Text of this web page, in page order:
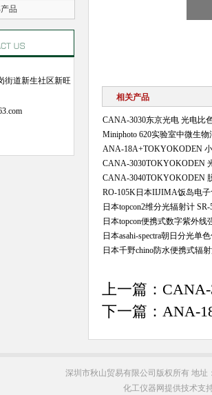
相关产品
CANA-3030东京光电 光电比
Miniphoto 620实验室中微生
ANA-18A+TOKYOKODEN
CANA-3030TOKYOKODEN
CANA-3040TOKYOKODEN
RO-105K日本IIJIMA饭岛电
日本topcon2维分光辐射计 SR-
日本topcon便携式数字紫外线
日本asahi-spectra朝日分光单
日本千野chino防水便携式辐
上一篇：
下一篇： ANA-
品
街道新生社区新旺
深圳市秋山贸易有限公司版权所有 地址
化工仪器网提供技术支